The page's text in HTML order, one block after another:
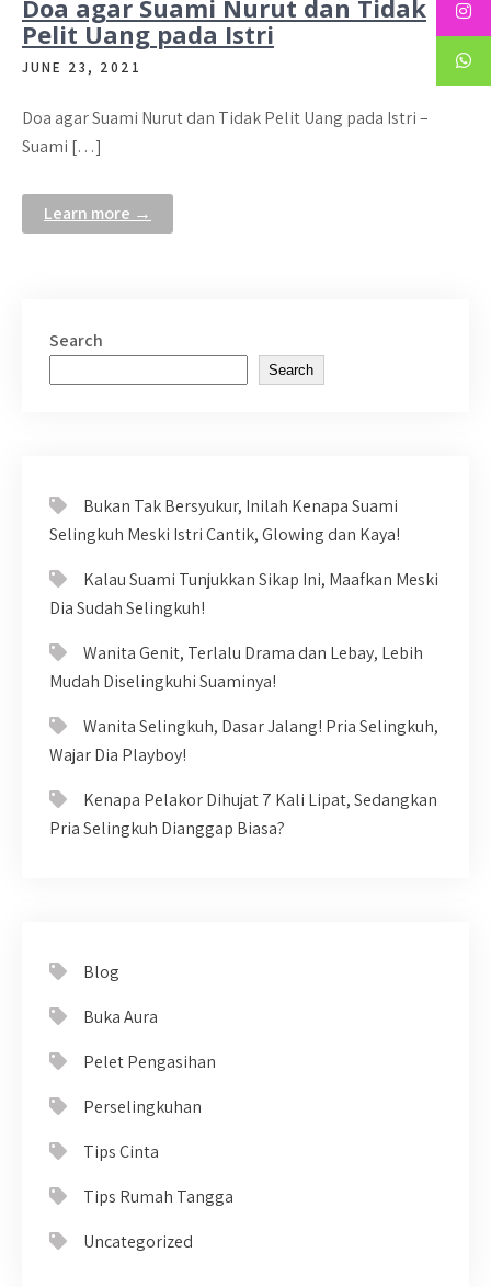
Doa agar Suami Nurut dan Tidak
Pelit Uang pada Istri
JUNE 23, 2021
Doa agar Suami Nurut dan Tidak Pelit Uang pada Istri –
Suami […]
Learn more →
Search
Search
Bukan Tak Bersyukur, Inilah Kenapa Suami
Selingkuh Meski Istri Cantik, Glowing dan Kaya!
Kalau Suami Tunjukkan Sikap Ini, Maafkan Meski
Dia Sudah Selingkuh!
Wanita Genit, Terlalu Drama dan Lebay, Lebih
Mudah Diselingkuhi Suaminya!
Wanita Selingkuh, Dasar Jalang! Pria Selingkuh,
Wajar Dia Playboy!
Kenapa Pelakor Dihujat 7 Kali Lipat, Sedangkan
Pria Selingkuh Dianggap Biasa?
Blog
Buka Aura
Pelet Pengasihan
Perselingkuhan
Tips Cinta
Tips Rumah Tangga
Uncategorized